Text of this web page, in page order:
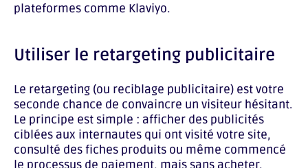
plateformes comme Klaviyo.
Utiliser le retargeting publicitaire
Le retargeting (ou reciblage publicitaire) est votre
seconde chance de convaincre un visiteur hésitant.
Le principe est simple : afficher des publicités
ciblées aux internautes qui ont visité votre site,
consulté des fiches produits ou même commencé
le processus de paiement, mais sans acheter.